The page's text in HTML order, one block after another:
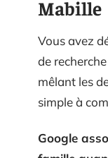
Mabille
Vous avez
de
mêlant les
simple à
Google